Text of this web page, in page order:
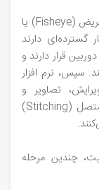
دوربین‌ 360 درجه ورزشی معمولاً از دو لنز فوق‌عریض (Fisheye) یا
گسترده‌ای دارند
دوربین قرار دارند و
سپس، نرم‌ افزار
تصاویر و
ویدئوهای گرفته‌ شده توسط لنزها را به هم متصل (Stitching)
۳۶۰ درجه با کیفیت، چندین مرحله